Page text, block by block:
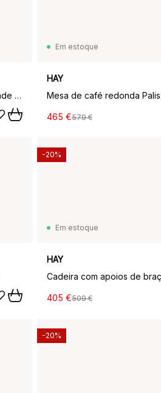
Banco sem apoios de braços Palissade Dining, Olive
Em estoque
HAY
465 €579 €
Em estoque
HAY
405 €509 €
-20%
-20%